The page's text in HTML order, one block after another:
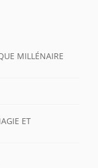
MILLÉNAIRE
ET